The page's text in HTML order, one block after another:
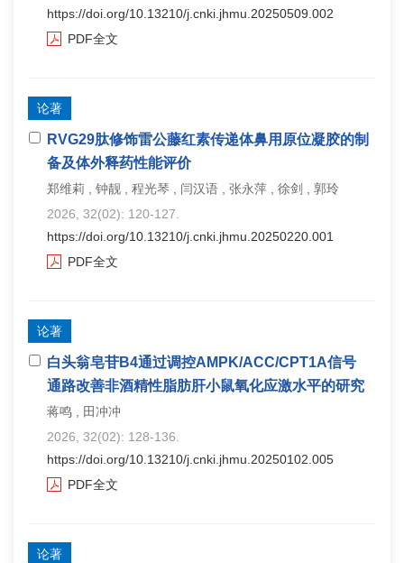
https://doi.org/10.13210/j.cnki.jhmu.20250509.002
PDF全文
论著
RVG29肽修饰雷公藤红素传递体鼻用原位凝胶的制
备及体外释药性能评价
郑维莉 , 钟靓 , 程光琴 , 闫汉语 , 张永萍 , 徐剑 , 郭玲
2026, 32(02): 120-127.
https://doi.org/10.13210/j.cnki.jhmu.20250220.001
PDF全文
论著
白头翁皂苷B4通过调控AMPK/ACC/CPT1A信号
通路改善非酒精性脂肪肝小鼠氧化应激水平的研究
蒋鸣 , 田冲冲
2026, 32(02): 128-136.
https://doi.org/10.13210/j.cnki.jhmu.20250102.005
PDF全文
论著